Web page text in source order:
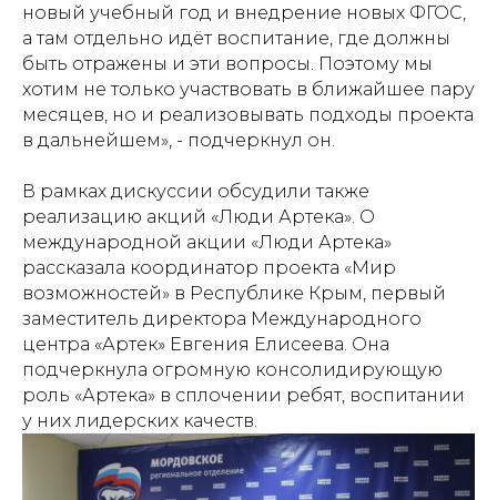
новый учебный год и внедрение новых ФГОС,
а там отдельно идёт воспитание, где должны
быть отражены и эти вопросы. Поэтому мы
хотим не только участвовать в ближайшее пару
месяцев, но и реализовывать подходы проекта
в дальнейшем», - подчеркнул он.
В рамках дискуссии обсудили также
реализацию акций «Люди Артека». О
международной акции «Люди Артека»
рассказала координатор проекта «Мир
возможностей» в Республике Крым, первый
заместитель директора Международного
центра «Артек» Евгения Елисеева. Она
подчеркнула огромную консолидирующую
роль «Артека» в сплочении ребят, воспитании
у них лидерских качеств.